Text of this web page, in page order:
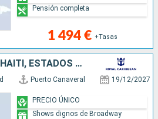
1 494 € +Tasas
Pensión completa
BAHAMAS, JAMAICA, HAITI, ESTADOS UNIDOS
Puerto Canaveral 19/12/2027
PRECIO ÚNICO
Shows dignos de Broadway